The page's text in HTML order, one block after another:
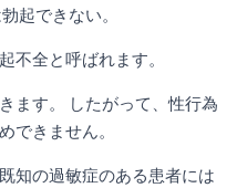
起できない。
不全と呼ばれます。
ます。 したがって、性行為
できません。
知の過敏症のある患者には